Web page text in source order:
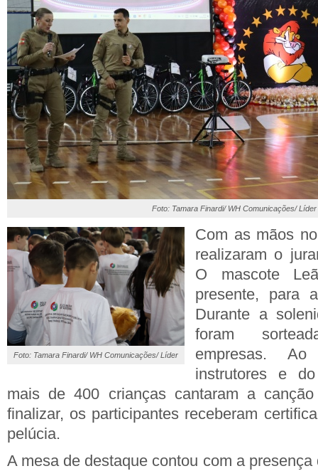
Foto: Tamara Finardi/ WH Comunicações/ Líder
Foto: Tamara Finardi/ WH Comunicações/ Líder
Com as mãos
realizaram o
O mascote
presente, para
Durante a
foram
empresas.
instrutores e
mais de 400 crianças cantaram a
finalizar, os participantes receberam
pelúcia.
A mesa de destaque contou com a